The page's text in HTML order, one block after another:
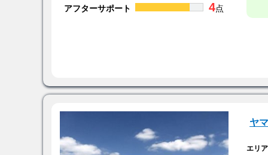
アフターサポート
4点
ヤ
エリア